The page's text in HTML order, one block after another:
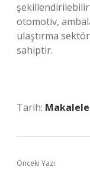
otomotiv,
ulaştırma
sahiptir.
Tarih:
Önceki Yazı